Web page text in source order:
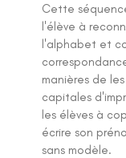
Cette
l'élève à
l'alphabet et
manières de
capitales
les élèves à
écrire son
sans modèle.